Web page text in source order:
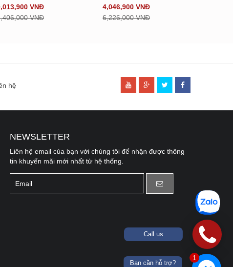
VNĐ
VNĐ
4,046,900 VNĐ
6,226,000 VNĐ
hệ
[APP\View\Themed\Cms\Elements\footer.ctp
NEWSLETTER
Liên hệ email của bạn với chúng tôi để nhận được thông
tin khuyến mãi mới nhất từ hệ thống.
Call us
1
Bạn cần hỗ trợ?